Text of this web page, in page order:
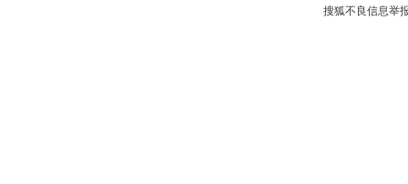
搜狐不良信息举